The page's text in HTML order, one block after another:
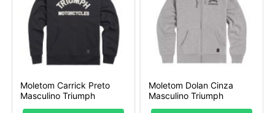
Moletom Carrick Preto
Masculino Triumph
Moletom Dolan Cinza
Masculino Triumph